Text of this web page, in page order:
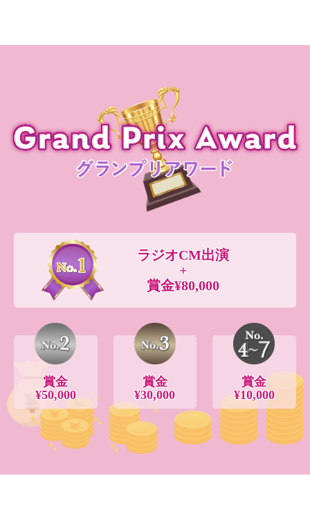
ラジオCM出演
+
賞金¥80,000
賞金
¥50,000
賞金
¥30,000
賞金
¥10,000